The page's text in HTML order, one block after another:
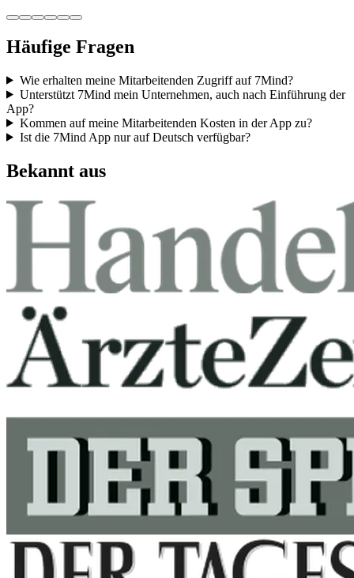
Häufige Fragen
Wie erhalten meine Mitarbeitenden Zugriff auf 7Mind?
Unterstützt 7Mind mein Unternehmen, auch nach Einführung der
App?
Kommen auf meine Mitarbeitenden Kosten in der App zu?
Ist die 7Mind App nur auf Deutsch verfügbar?
Bekannt aus